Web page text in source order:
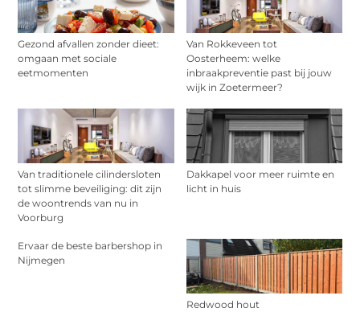
Gezond afvallen zonder dieet:
omgaan met sociale
eetmomenten
Van Rokkeveen tot
Oosterheem: welke
inbraakpreventie past bij jouw
wijk in Zoetermeer?
Van traditionele cilindersloten
tot slimme beveiliging: dit zijn
de woontrends van nu in
Voorburg
Dakkapel voor meer ruimte en
licht in huis
Ervaar de beste barbershop in
Nijmegen
Redwood hout